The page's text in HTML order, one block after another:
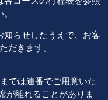
らせしたうえで、お客
だきます。
では連番でご用意いた
が離れることがありま